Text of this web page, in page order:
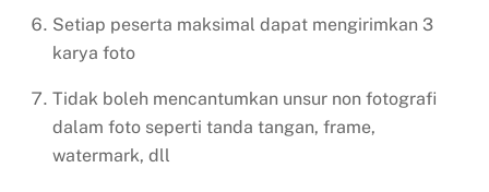
Setiap peserta maksimal dapat mengirimkan 3
karya foto
Tidak boleh mencantumkan unsur non fotografi
dalam foto seperti tanda tangan, frame,
watermark, dll